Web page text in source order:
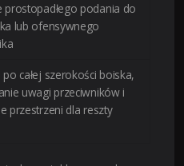
prostopadłego podania do
lub ofensywnego
po całej szerokości boiska,
uwagi przeciwników i
przestrzeni dla reszty